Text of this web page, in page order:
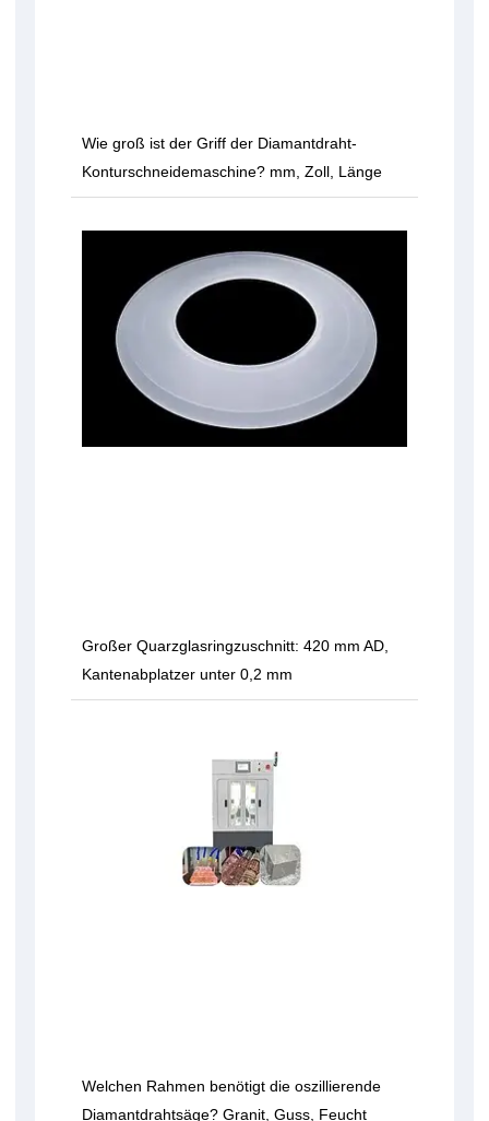
Wie groß ist der Griff der Diamantdraht-
Konturschneidemaschine? mm, Zoll, Länge
Großer Quarzglasringzuschnitt: 420 mm AD,
Kantenabplatzer unter 0,2 mm
Welchen Rahmen benötigt die oszillierende
Diamantdrahtsäge? Granit, Guss, Feucht